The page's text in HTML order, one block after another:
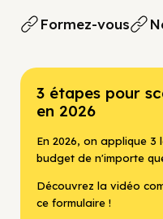
Formez-vous
3 étapes pour
en 2026
En 2026, on applique
budget de n'importe
Découvrez la vidéo
ce formulaire !